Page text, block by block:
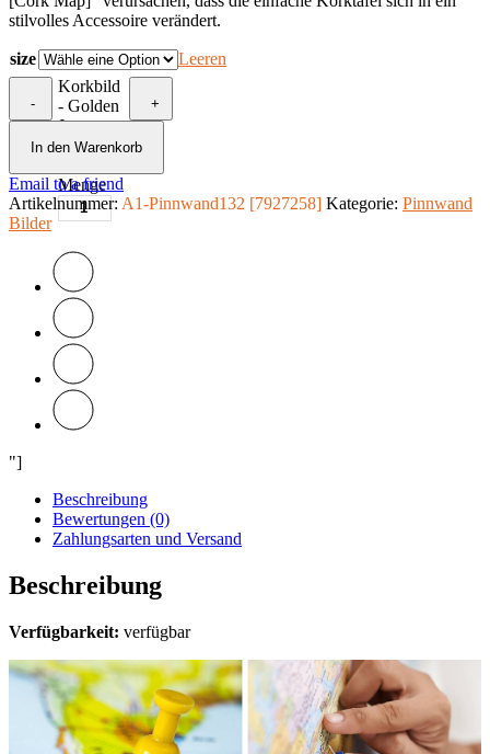
stilvolles Accessoire verändert.
size Leeren
-
Korkbild
- Golden
Journey
[Cork
Menge
+
In den Warenkorb
Email to a friend
Artikelnummer: A1-Pinnwand132 [7927258] Kategorie: Pinnwand
Bilder
"]
Beschreibung
Bewertungen (0)
Zahlungsarten und Versand
Beschreibung
Verfügbarkeit: verfügbar